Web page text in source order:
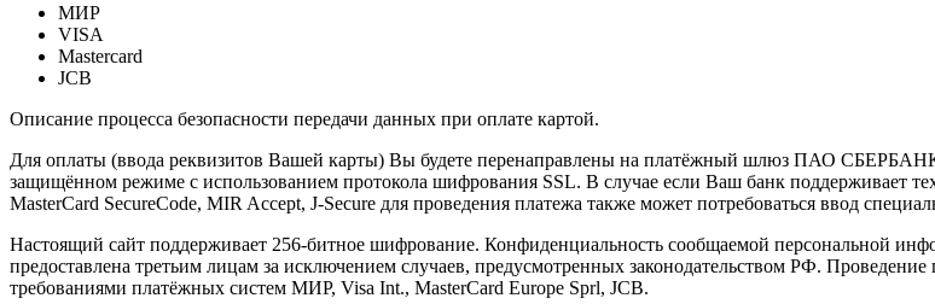
МИР
VISA
Mastercard
JCB
Описание процесса безопасности передачи данных при оплате картой.
Для оплаты (ввода реквизитов Вашей карты) Вы будете перенаправлены на платёжный шлюз ПАО
защищённом режиме с использованием протокола шифрования SSL. В случае если Ваш банк поддерживает
MasterCard SecureCode, MIR Accept, J-Secure для проведения платежа также может потребоваться ввод
Настоящий сайт поддерживает 256-битное шифрование. Конфиденциальность сообщаемой персональной
предоставлена третьим лицам за исключением случаев, предусмотренных законодательством РФ.
требованиями платёжных систем МИР, Visa Int., MasterCard Europe Sprl, JCB.